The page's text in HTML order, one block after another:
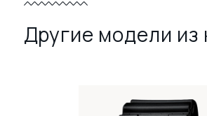
Другие модели